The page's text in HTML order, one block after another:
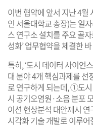
이번 협약에 앞서 지난 4월
인 서울대학교 총장)는 일
스 연구소 설치를 주요 골
성화’ 업무협약을 체결한
특히, ‘도시 데이터 사이언
대 분야 4개 핵심과제를
로 연구하게 되는데, ①도
시 공기오염원·소음 분포
이션 현상분석 대안제시
시각화 기술 개발로 이루어